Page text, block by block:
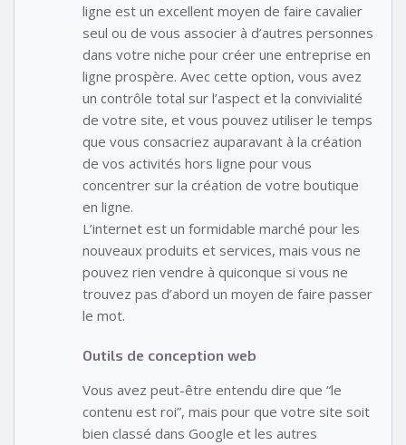
ligne est un excellent moyen de faire cavalier
seul ou de vous associer à d’autres personnes
dans votre niche pour créer une entreprise en
ligne prospère. Avec cette option, vous avez
un contrôle total sur l’aspect et la convivialité
de votre site, et vous pouvez utiliser le temps
que vous consacriez auparavant à la création
de vos activités hors ligne pour vous
concentrer sur la création de votre boutique
en ligne.
L’internet est un formidable marché pour les
nouveaux produits et services, mais vous ne
pouvez rien vendre à quiconque si vous ne
trouvez pas d’abord un moyen de faire passer
le mot.
Outils de conception web
Vous avez peut-être entendu dire que “le
contenu est roi”, mais pour que votre site soit
bien classé dans Google et les autres